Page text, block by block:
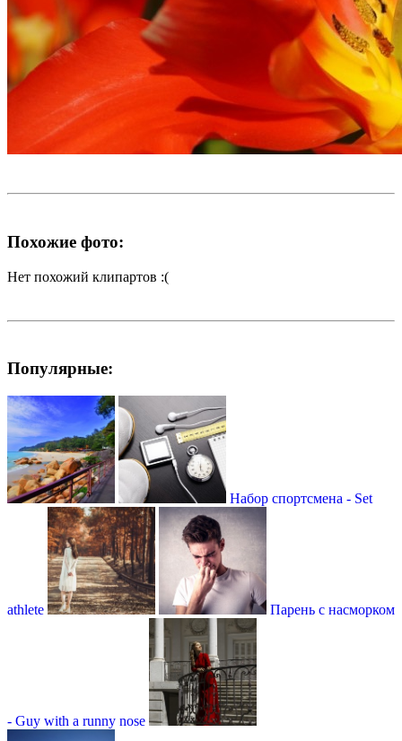
Похожие фото:
Нет похожий клипартов :(
Популярные:
Набор спортсмена - Set
athlete Парень с насморком
- Guy with a runny nose